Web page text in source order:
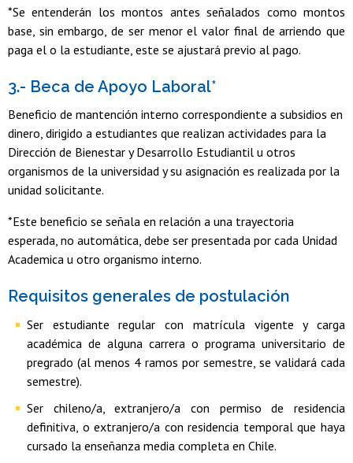
*Se entenderán los montos antes señalados como montos
base, sin embargo, de ser menor el valor final de arriendo que
paga el o la estudiante, este se ajustará previo al pago.
3.- Beca de Apoyo Laboral*
Beneficio de mantención interno correspondiente a subsidios en
dinero, dirigido a estudiantes que realizan actividades para la
Dirección de Bienestar y Desarrollo Estudiantil u otros
organismos de la universidad y su asignación es realizada por la
unidad solicitante.
*Este beneficio se señala en relación a una trayectoria
esperada, no automática, debe ser presentada por cada Unidad
Academica u otro organismo interno.
Requisitos generales de postulación
Ser estudiante regular con matrícula vigente y carga
académica de alguna carrera o programa universitario de
pregrado (al menos 4 ramos por semestre, se validará cada
semestre).
Ser chileno/a, extranjero/a con permiso de residencia
definitiva, o extranjero/a con residencia temporal que haya
cursado la enseñanza media completa en Chile.